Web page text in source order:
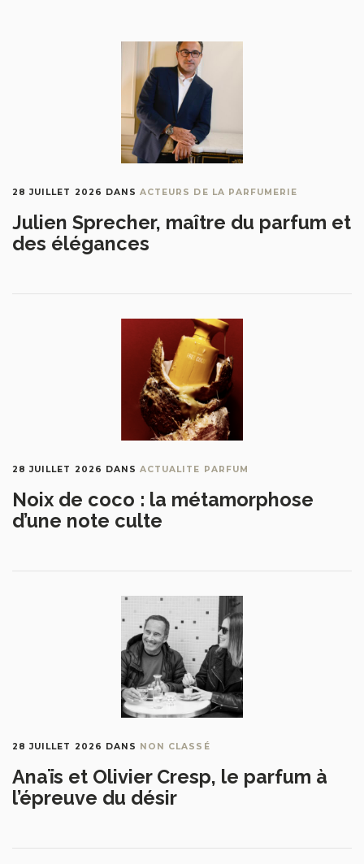
28 JUILLET 2026 DANSACTEURS DE LA PARFUMERIE
Julien Sprecher, maître du parfum et
des élégances
28 JUILLET 2026 DANSACTUALITE PARFUM
Noix de coco : la métamorphose
d’une note culte
28 JUILLET 2026 DANS NON CLASSÉ
Anaïs et Olivier Cresp, le parfum à
l’épreuve du désir